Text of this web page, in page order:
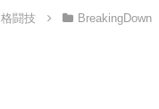
格闘技 BreakingDown